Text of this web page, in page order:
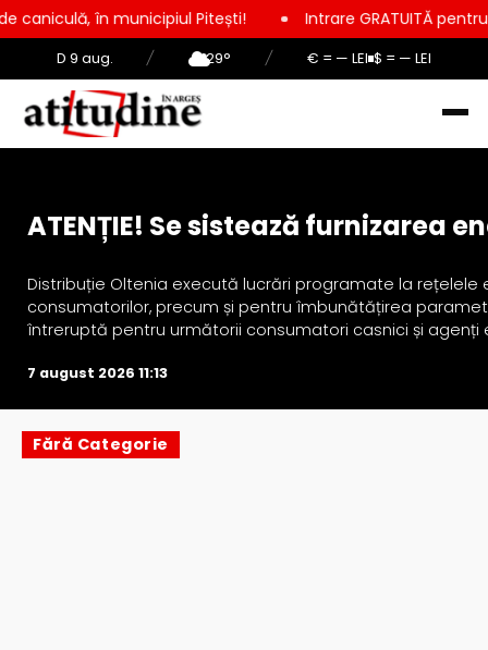
D 9 aug. / 29° / € = — LEI $ = — LEI
în municipiul Pitești! Intrare GRATUITĂ pentru copii,
ATENȚIE! Se sistează furnizarea
Distribuție Oltenia execută lucrări programate la
consumatorilor, precum și pentru îmbunătățirea
întreruptă pentru următorii consumatori casnici și agenți
7 august 2026 11:13
Fără Categorie